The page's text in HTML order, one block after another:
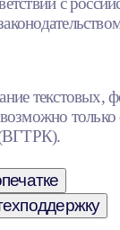
текстовых,
только
(ВГТРК).